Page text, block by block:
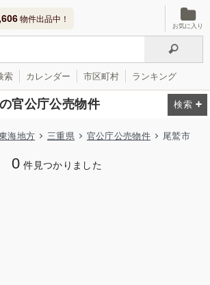
物件出品中！
お気に入り
索 カレンダー 市区町村 ランキング
官公庁公売物件
海地方 三重県 官公庁公売物件 尾鷲市
0 件見つかりました